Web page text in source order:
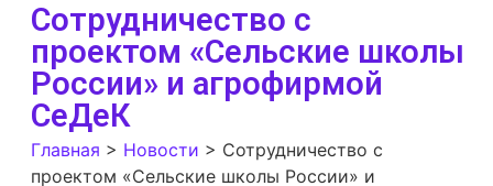
Сотрудничество с
проектом «Сельские школы
России» и агрофирмой
СеДеК
Главная > Новости > Сотрудничество с
проектом «Сельские школы России» и